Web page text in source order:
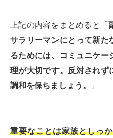
上記の内容をまとめると「
サラリーマンにとって新た
るためには、コミュニケー
理が大切です。反対されず
調和を保ちましょう。
」
重要なことは家族としっ